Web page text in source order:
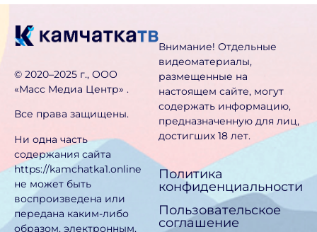
©️ 2020–2025 г., ООО
«Масс Медиа Центр» .
Все права защищены.
Ни одна часть
содержания сайта
https://kamchatka1.online
не может быть
воспроизведена или
передана каким-либо
образом, электронным,
Внимание! Отдельные
видеоматериалы,
размещенные на
настоящем сайте, могут
содержать информацию,
предназначен­ную для лиц,
достигших 18 лет.
Политика
конфиденциальности
Пользовательское
соглашение